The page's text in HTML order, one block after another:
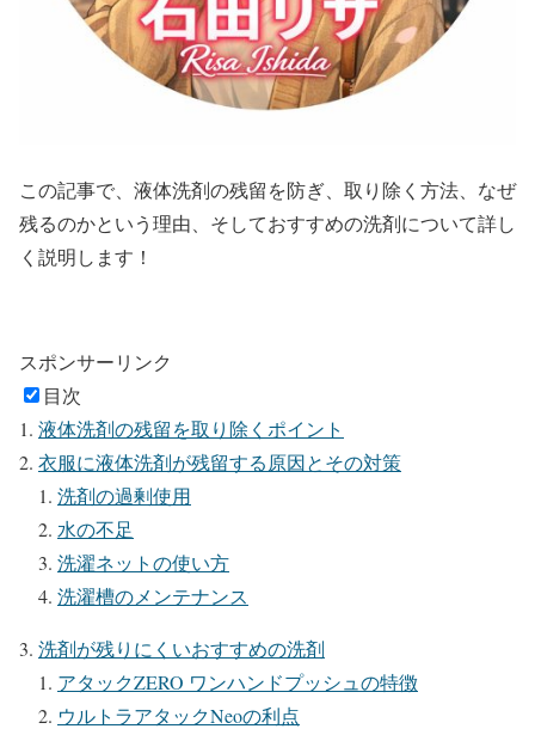
この記事で、液体洗剤の残留を防ぎ、取り除く方法、なぜ
残るのかという理由、そしておすすめの洗剤について詳し
く説明します！
スポンサーリンク
目次
液体洗剤の残留を取り除くポイント
衣服に液体洗剤が残留する原因とその対策
洗剤の過剰使用
水の不足
洗濯ネットの使い方
洗濯槽のメンテナンス
洗剤が残りにくいおすすめの洗剤
アタックZERO ワンハンドプッシュの特徴
ウルトラアタックNeoの利点